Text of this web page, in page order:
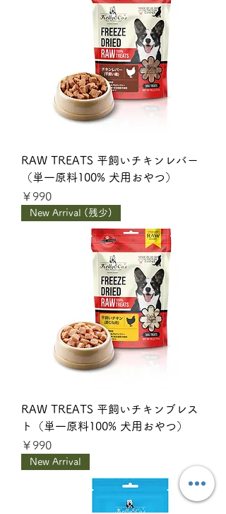
RAW TREATS 平飼いチキンレバー
（単一原料100% 犬用おやつ）
価格
￥990
New Arrival (残少)
RAW TREATS 平飼いチキンブレス
ト（単一原料100% 犬用おやつ）
価格
￥990
New Arrival